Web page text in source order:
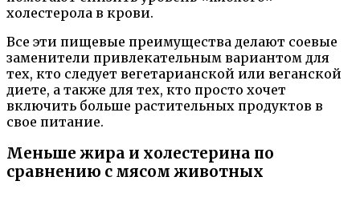
холестерола в крови.
Все эти пищевые преимущества делают соевые
заменители привлекательным вариантом для
тех, кто следует вегетарианской или веганской
диете, а также для тех, кто просто хочет
включить больше растительных продуктов в
свое питание.
Меньше жира и холестерина по
сравнению с мясом животных